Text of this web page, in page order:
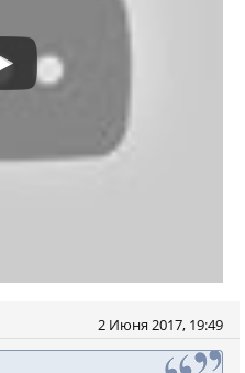
2 Июня 2017, 19:49